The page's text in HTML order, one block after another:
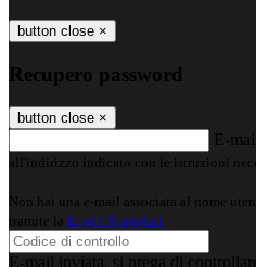
button close ×
Recupero password
button close ×
E-
all'indirizzo indicato con le istruzioni
Non hai una e-mail associata al nome
tramite la Login Spaggiari
E-mail inviata, si prega di